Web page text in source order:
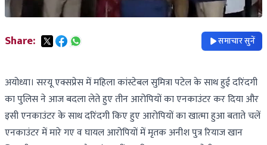
Share: समाचार सुनें
अयोध्या। सरयू एक्सप्रेस में महिला कांस्टेबल सुमित्रा पटेल के साथ हुई दरिंदगी
का पुलिस ने आज बदला लेते हुए तीन आरोपियों का एनकाउंटर कर दिया और
इसी एनकाउंटर के साथ दरिंदगी किए हुए आरोपियों का खात्मा हुआ बताते चलें
एनकाउंटर में मारे गए व घायल आरोपियों में मृतक अनीश पुत्र रियाज खान